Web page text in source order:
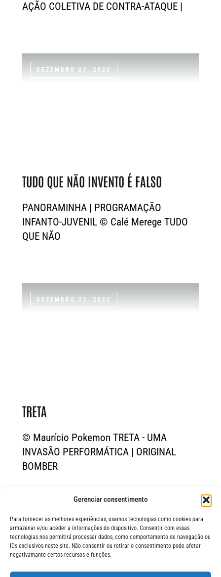
Gerenciar consentimento
Para fornecer as melhores experiências, usamos tecnologias como cookies para
armazenar e/ou aceder a informações do dispositivo. Consentir com essas
tecnologias nos permitirá processar dados, como comportamento de navegação ou
IDs exclusivos neste site. Não consentir ou retirar o consentimento pode afetar
negativamante certos recursos e funções.
AÇÃO COLETIVA DE CONTRA-ATAQUE |
DEZEMBRO 23, 2022
TUDO QUE NÃO INVENTO É FALSO
PANORAMINHA | PROGRAMAÇÃO
INFANTO-JUVENIL © Calé Merege TUDO
QUE NÃO
DEZEMBRO 23, 2022
TRETA
© Maurício Pokemon TRETA - UMA
INVASÃO PERFORMÁTICA | ORIGINAL
BOMBER